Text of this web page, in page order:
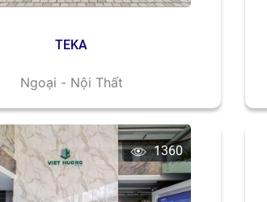
TEKA
Ngoại - Nội Thất
1360